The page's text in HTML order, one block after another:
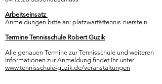
Arbeitseinsatz
Anmeldungen bitte an: platzwart@tennis-nierstein
Termine Tennisschule Robert Guzik
Alle genauen Termine zur Tennisschule und weiteren
Informationen zur Anmeldung findet Ihr unter
www.tennisschule-guzik.de/veranstaltungen